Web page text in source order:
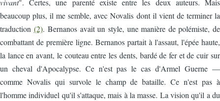
vivant". Certes, une parenté existe entre les deux auteurs. Mais
beaucoup plus, il me semble, avec Novalis dont il vient de terminer la
traduction (2). Bernanos avait un style, une manière de polémiste, de
combattant de première ligne. Bernanos partait à l'assaut, l'épée haute,
la lance en avant, le couteau entre les dents, bardé de fer et de cuir sur
un cheval d'Apocalypse. Ce n'est pas le cas d'Armel Guerne —
comme Novalis qui survole le champ de bataille. Ce n'est pas à
l'homme individuel qu'il s'attaque, mais à la masse. La vision qu'il a du